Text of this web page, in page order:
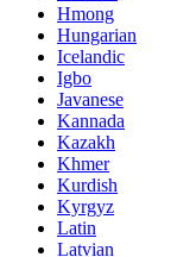
Hmong
Hungarian
Icelandic
Igbo
Javanese
Kannada
Kazakh
Khmer
Kurdish
Kyrgyz
Latin
Latvian